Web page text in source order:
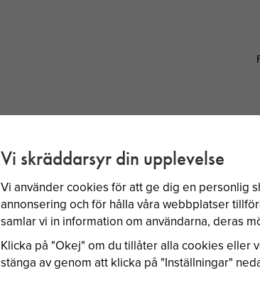
Vi skräddarsyr din upplevelse
Vi använder cookies för att ge dig en personlig
annonsering och för hålla våra webbplatser
samlar vi in information om användarna, deras
Klicka på "Okej" om du tillåter alla cookies eller
stänga av genom att klicka på "Inställningar"